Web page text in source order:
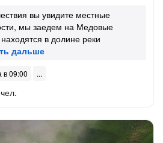
вы увидите местные
мы заедем на Медовые
в долине реки
в 09:00